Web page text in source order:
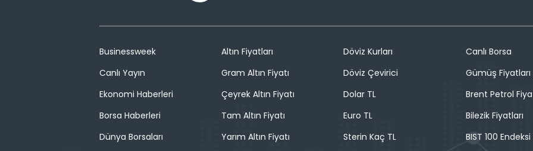
Businessweek
Canlı Yayın
Ekonomi Haberleri
Borsa Haberleri
Dünya Borsaları
Altın Fiyatları
Gram Altın Fiyatı
Çeyrek Altın Fiyatı
Tam Altın Fiyatı
Yarım Altın Fiyatı
Döviz Kurları
Döviz Çevirici
Dolar TL
Euro TL
Sterin Kaç TL
Canlı Borsa
Gümüş Fiyatları
Brent Petrol
Bilezik Fiyatları
BIST 100 Endeksi